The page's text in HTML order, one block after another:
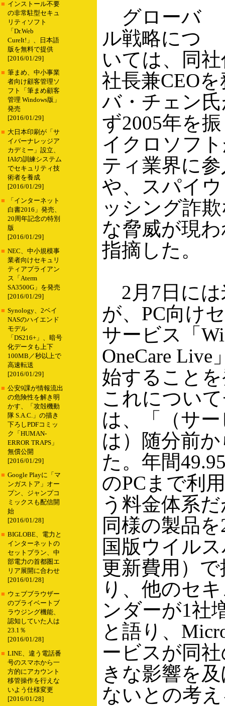
■ インストール不要
の非常駐型セキュ
リティソフト
「Dr.Web
CureIt!」、日本語
版を無料で提供
[2016/01/29]
■ 筆まめ、中小事業
者向け顧客管理ソ
フト「筆まめ顧客
管理 Windows版」
発売
[2016/01/29]
■ 大日本印刷が「サ
イバーナレッジア
カデミー」設立、
IAIの訓練システム
でセキュリティ技
術者を養成
[2016/01/29]
■
「インターネット
白書2016」発売、
20周年記念の特別
版
[2016/01/29]
■ NEC、中小規模事
業者向けセキュリ
ティアプライアン
ス「Aterm
SA3500G」を発売
[2016/01/29]
■ Synology、2ベイ
NASのハイエンド
モデル
「DS216+」、暗号
化データも上下
100MB／秒以上で
高速転送
[2016/01/29]
■ 公安9課が情報流出
の危険性を解き明
かす、「攻殻機動
隊 S.A.C.」の描き
下ろしPDFコミッ
ク「HUMAN-
ERROR TRAPS」
無償公開
[2016/01/29]
■ Google Playに「マ
ンガストア」オー
プン、ジャンプコ
ミックスも配信開
始
[2016/01/28]
■ BIGLOBE、電力と
インターネットの
セットプラン、中
部電力の首都圏エ
リア展開に合わせ
[2016/01/28]
■ ウェブブラウザー
のプライベートブ
ラウジング機能、
認知していた人は
23.1％
[2016/01/28]
■ LINE、違う電話番
号のスマホから一
方的にアカウント
移管操作を行えな
いよう仕様変更
[2016/01/28]
グローバ
ル戦略につ
いては、同
社長兼CEO
バ・チェン
ず2005年を
イクロソフ
ティ業界に
や、スパイ
ッシング詐
な脅威が現
指摘した。
2月7日には
が、PC向け
サービス「
OneCare Live
始すること
これについ
は、「（サ
は）随分前
た。年間
のPCまで利
う料金体系
同様の製品
国版ウイル
更新費用）
り、他のセ
ンダーが1社
と語り、
ービスが同
きな影響を
ないとの考